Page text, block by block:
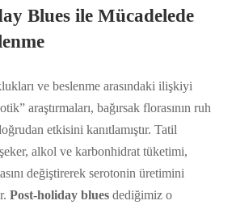
Blues ile Mücadelede
ve beslenme arasındaki ilişkiyi
araştırmaları, bağırsak florasının ruh
etkisini kanıtlamıştır. Tatil
alkol ve karbonhidrat tüketimi,
değiştirerek serotonin üretimini
Post-holiday blues dediğimiz o